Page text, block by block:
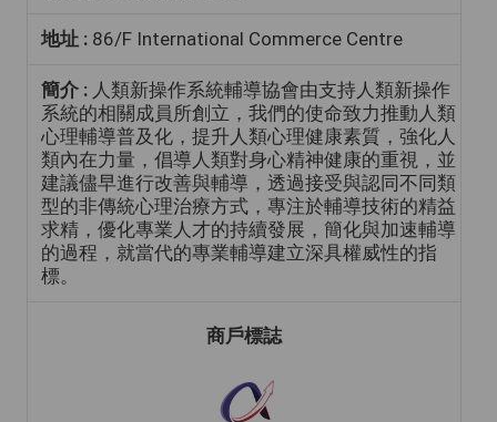
地址 : 86/F International Commerce Centre
簡介 : 人類新操作系統輔導協會由支持人類新操作
系統的相關成員所創立，我們的使命致力推動人類
心理輔導普及化，提升人類心理健康素質，強化人
類內在力量，倡導人類對身心精神健康的重視，並
建議儘早進行改善與輔導，透過接受與認同不同類
型的非傳統心理治療方式，專注於輔導技術的精益
求精，優化專業人才的持續發展，簡化與加速輔導
的過程，就當代的專業輔導建立深具權威性的指
標。
商戶標誌